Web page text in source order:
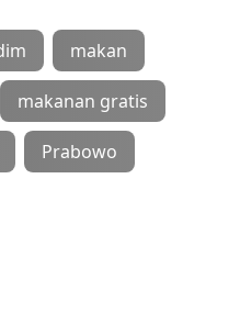
makan
makanan gratis
Prabowo